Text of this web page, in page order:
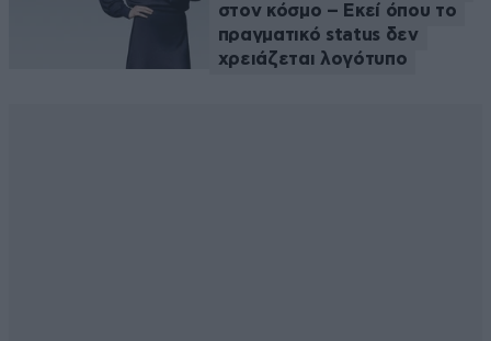
στον κόσμο – Εκεί όπου το
πραγματικό status δεν
χρειάζεται λογότυπο